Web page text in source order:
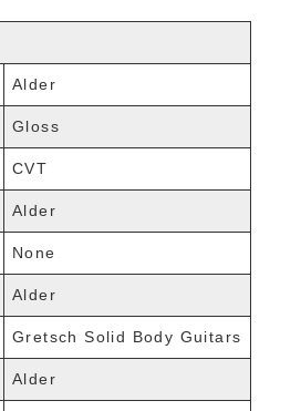
Alder
Gloss
CVT
Alder
None
Alder
Gretsch Solid Body Guitars
Alder